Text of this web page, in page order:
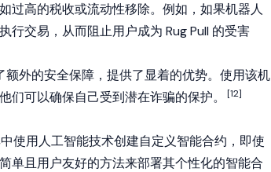
过高的税收或流动性移除。例如，如果机器人
行交易，从而阻止用户成为 Rug Pull 的受害
额外的安全保障，提供了显着的优势。使用该机
可以确保自己受到潜在诈骗的保护。
[12]
使用人工智能技术创建自定义智能合约 ，即使
单且用户友好的方法来部署其个性化的智能合